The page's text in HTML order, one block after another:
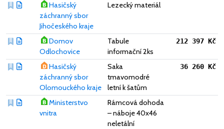
Hasičský
záchranný sbor
Jihočeského kraje
Lezecký materiál
Domov
Odlochovice
Tabule
informační 2ks
212 397 Kč
Hasičský
záchranný sbor
Olomouckého kraje
Saka
tmavomodré
letní k šatům
36 260 Kč
Ministerstvo
vnitra
Rámcová dohoda
– náboje 40x46
neletální